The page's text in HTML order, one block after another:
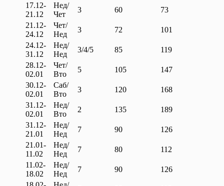
17.12-
21.12
Нед/
Чет
3 60
73
21.12-
24.12
Чет/
Нед
3 72
101
24.12-
31.12
Нед/
Нед
3/4/5 85
119
28.12-
02.01
Чет/
Вто
5 105
147
30.12-
02.01
Саб/
Вто
3 120
168
31.12-
02.01
Нед/
Вто
2 135
189
31.12-
21.01
Нед/
Нед
7 90
126
21.01-
11.02
Нед/
Нед
7 80
112
11.02-
18.02
Нед/
Нед
7 90
126